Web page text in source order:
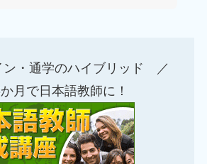
・通学のハイブリッド ／
月で日本語教師に！